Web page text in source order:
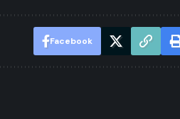
Facebook